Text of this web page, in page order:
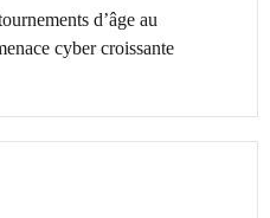
d’âge au
cyber croissante